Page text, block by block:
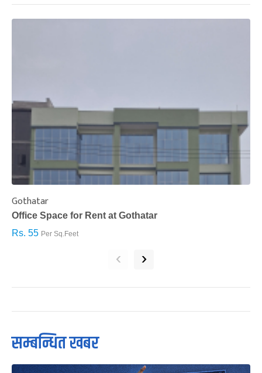
Gothatar
Office Space for Rent at Gothatar
Rs. 55 Per Sq.Feet
‹ ›
सम्बन्धित खबर